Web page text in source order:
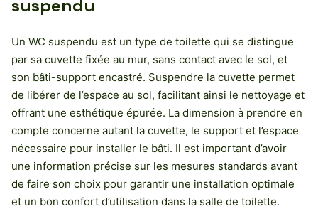
suspendu
Un WC suspendu est un type de toilette qui se distingue
par sa cuvette fixée au mur, sans contact avec le sol, et
son bâti-support encastré. Suspendre la cuvette permet
de libérer de l’espace au sol, facilitant ainsi le nettoyage et
offrant une esthétique épurée. La dimension à prendre en
compte concerne autant la cuvette, le support et l’espace
nécessaire pour installer le bâti. Il est important d’avoir
une information précise sur les mesures standards avant
de faire son choix pour garantir une installation optimale
et un bon confort d’utilisation dans la salle de toilette.